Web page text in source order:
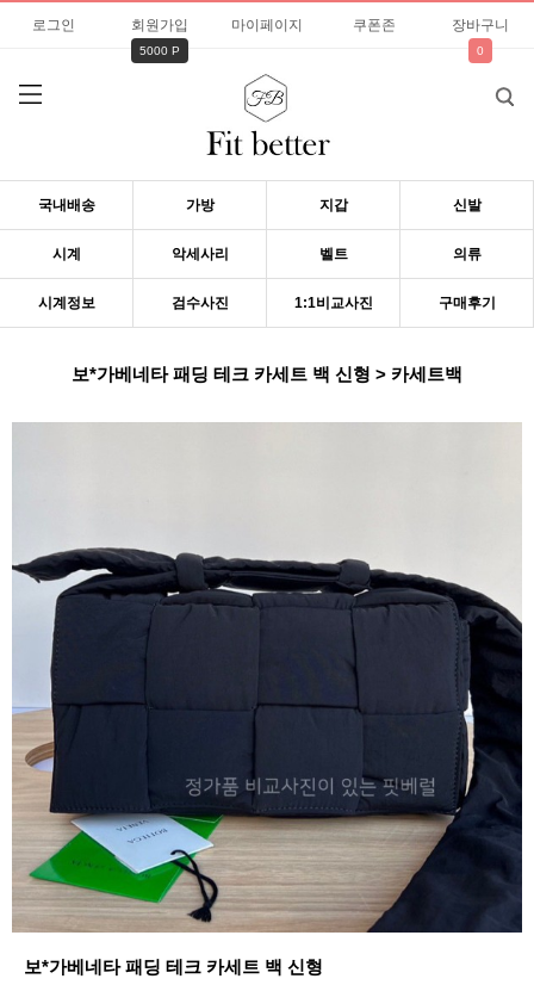
로그인 회원가입
5000 P
마이페이지 쿠폰존 장바구니
0
국내배송 가방 지갑 신발
시계 악세사리 벨트 의류
시계정보 검수사진 1:1비교사진 구매후기
보*가베네타 패딩 테크 카세트 백 신형 > 카세트백
보*가베네타 패딩 테크 카세트 백 신형